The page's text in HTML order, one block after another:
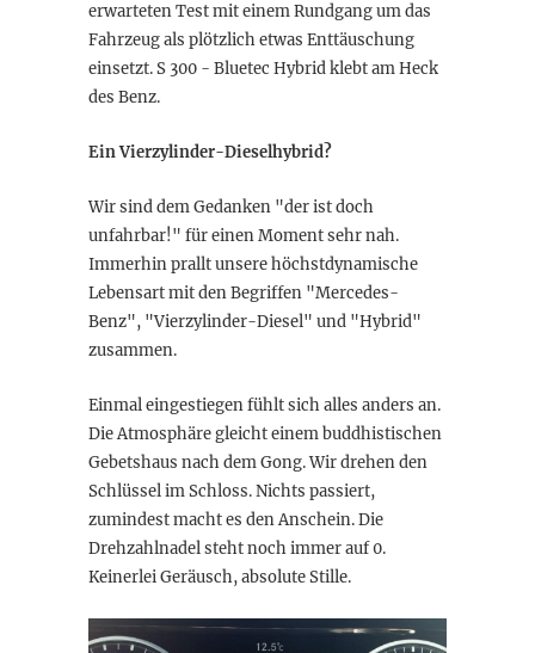
erwarteten Test mit einem Rundgang um das
Fahrzeug als plötzlich etwas Enttäuschung
einsetzt. S 300 - Bluetec Hybrid klebt am Heck
des Benz.
Ein Vierzylinder-Dieselhybrid?
Wir sind dem Gedanken "der ist doch
unfahrbar!" für einen Moment sehr nah.
Immerhin prallt unsere höchstdynamische
Lebensart mit den Begriffen "Mercedes-
Benz", "Vierzylinder-Diesel" und "Hybrid"
zusammen.
Einmal eingestiegen fühlt sich alles anders an.
Die Atmosphäre gleicht einem buddhistischen
Gebetshaus nach dem Gong. Wir drehen den
Schlüssel im Schloss. Nichts passiert,
zumindest macht es den Anschein. Die
Drehzahlnadel steht noch immer auf 0.
Keinerlei Geräusch, absolute Stille.